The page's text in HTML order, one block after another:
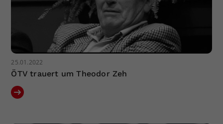
25.01.2022
ÖTV trauert um Theodor Zeh